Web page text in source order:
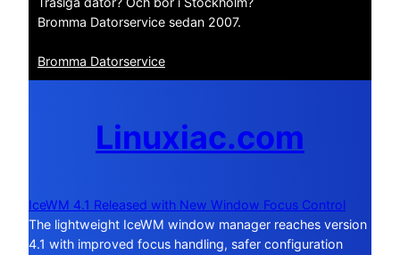
Bromma Datorservice sedan 2007.
Bromma Datorservice
Linuxiac.com
IceWM 4.1 Released with New Window Focus Control
The lightweight IceWM window manager reaches version
4.1 with improved focus handling, safer configuration